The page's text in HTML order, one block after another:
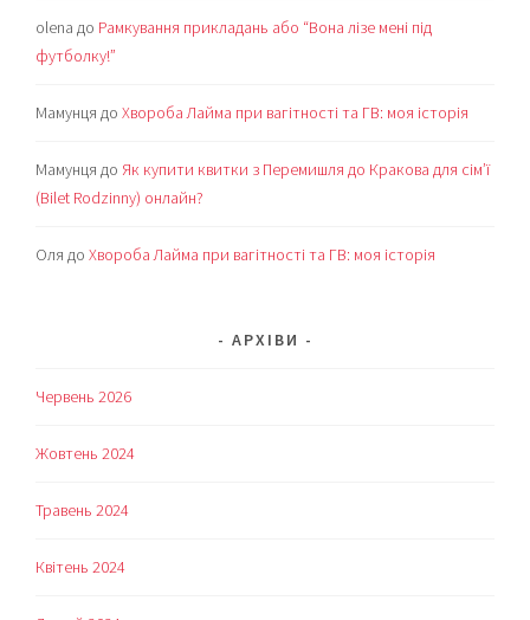
olena до Рамкування прикладань або “Вона лізе мені під
футболку!”
Мамунця доХвороба Лайма при вагітності та ГВ: моя історія
Мамунця до Як купити квитки з Перемишля до Кракова для сім’ї
(Bilet Rodzinny) онлайн?
Оля доХвороба Лайма при вагітності та ГВ: моя історія
АРХІВИ
Червень 2026
Жовтень 2024
Травень 2024
Квітень 2024